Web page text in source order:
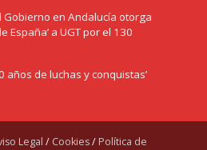
Gobierno en Andalucía otorga
España’ a UGT por el 130
años de luchas y conquistas’
Legal / Cookies/ Política de